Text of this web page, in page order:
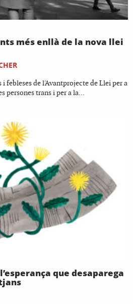
més enllà de la nova llei
febleses de l'Avantprojecte de Llei per a
persones trans i per a la...
que desaparega